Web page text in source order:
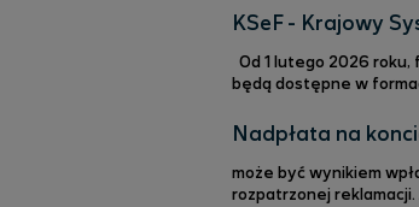
KSeF - Krajowy
Od 1 lutego 2026
będą dostępne w
Nadpłata na
może być wynikiem
rozpatrzonej reklamacji. Jak sprawdzić czy masz